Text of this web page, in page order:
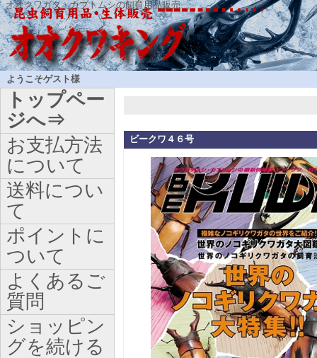
オオクワガタ・カブトムシの飼育用品販売
ようこそゲスト様
ビークワ４６号
トップペー
ジへ⇒
お支払方法
について
送料につい
て
ポイントに
ついて
よくあるご
質問
ショッピン
グを続ける